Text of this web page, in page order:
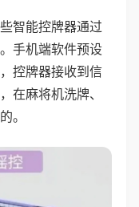
智能控牌器通过
手机端软件预设
控牌器接收到信
在麻将机洗牌、
。